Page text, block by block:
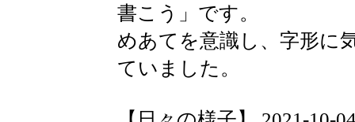
書こう」です。
めあてを意識し、字形に
ていました。